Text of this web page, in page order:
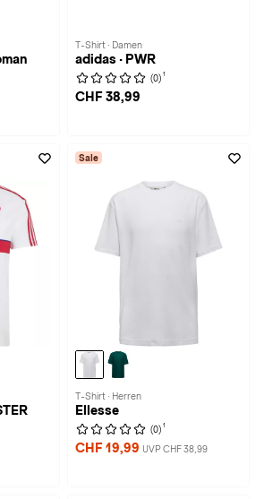
T-Shirt · Damen
adidas · PWR
(0) 1
CHF 38,99
Sale
T-Shirt · Herren
Ellesse
(0) 1
CHF 19,99 UVP CHF 38,99